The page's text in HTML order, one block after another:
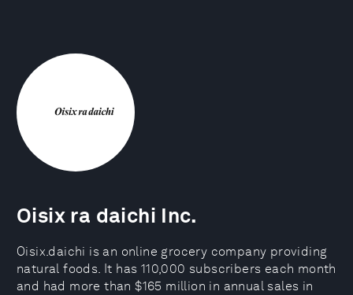
Oisix ra daichi Inc.
Oisix.daichi is an online grocery company providing
natural foods. It has 110,000 subscribers each month
and had more than $165 million in annual sales in